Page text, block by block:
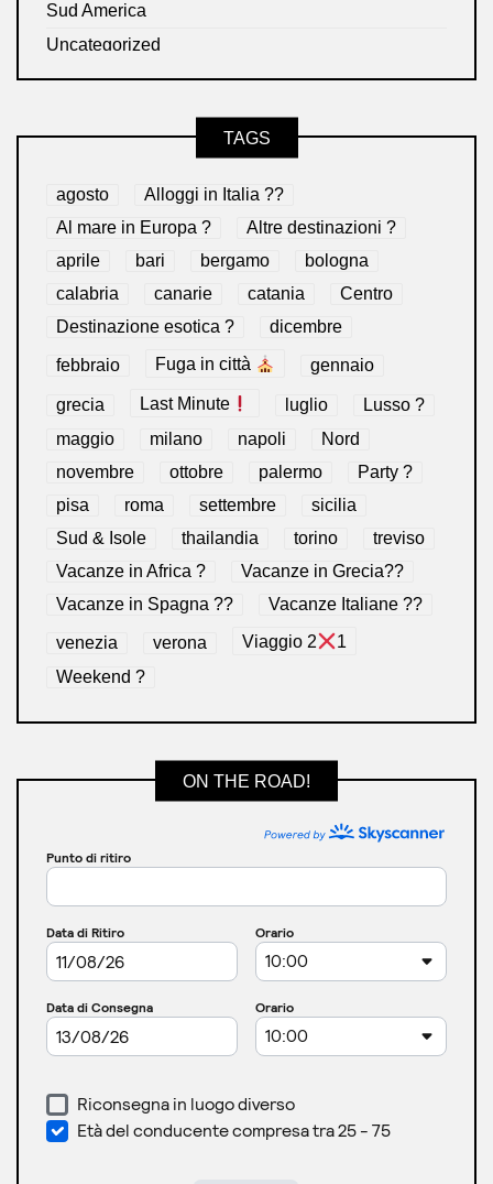
Sud America
Uncategorized
TAGS
agosto
Alloggi in Italia ??
Al mare in Europa ?️
Altre destinazioni ?
aprile
bari bergamo
bologna
calabria
canarie catania
Centro
Destinazione esotica ?
dicembre
febbraio Fuga in città gennaio
grecia Last Minute luglio
Lusso ?
maggio
milano napoli
Nord
novembre
ottobre palermo
Party ?
pisa
roma settembre
sicilia
Sud & Isole
thailandia torino
treviso
Vacanze in Africa ?
Vacanze in Grecia??
Vacanze in Spagna ??
Vacanze Italiane ??
venezia verona Viaggio 2
1
Weekend ?
ON THE ROAD!